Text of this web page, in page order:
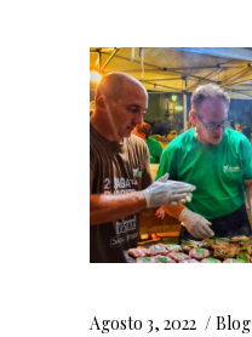
Agosto 3, 2022 Blog